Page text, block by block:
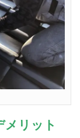
メリット